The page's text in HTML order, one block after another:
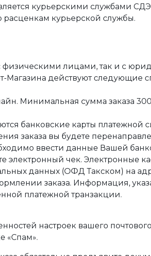
курьерскими службами
расценкам курьерской службы.
физическими лицами, так и с
Магазина действуют следующие
Минимальная сумма заказа
банковские карты платежной
заказа вы будете
ввести данные Вашей
электронный чек. Электронные
данных (ОФД Такском) на
заказа. Информация,
платежной транзакции.
настроек вашего
«Спам».